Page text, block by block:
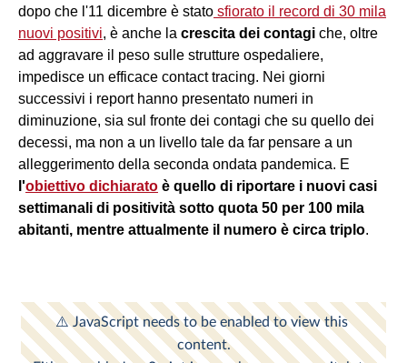
dopo che l'11 dicembre è stato sfiorato il record di 30 mila
nuovi positivi, è anche la crescita dei contagi che, oltre
ad aggravare il peso sulle strutture ospedaliere,
impedisce un efficace contact tracing. Nei giorni
successivi i report hanno presentato numeri in
diminuzione, sia sul fronte dei contagi che su quello dei
decessi, ma non a un livello tale da far pensare a un
alleggerimento della seconda ondata pandemica. E
l'obiettivo dichiarato è quello di riportare i nuovi casi
settimanali di positività sotto quota 50 per 100 mila
abitanti, mentre attualmente il numero è circa triplo.